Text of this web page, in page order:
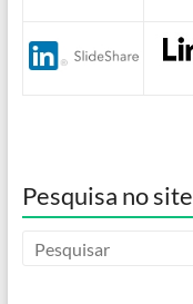
Pesquisa no site